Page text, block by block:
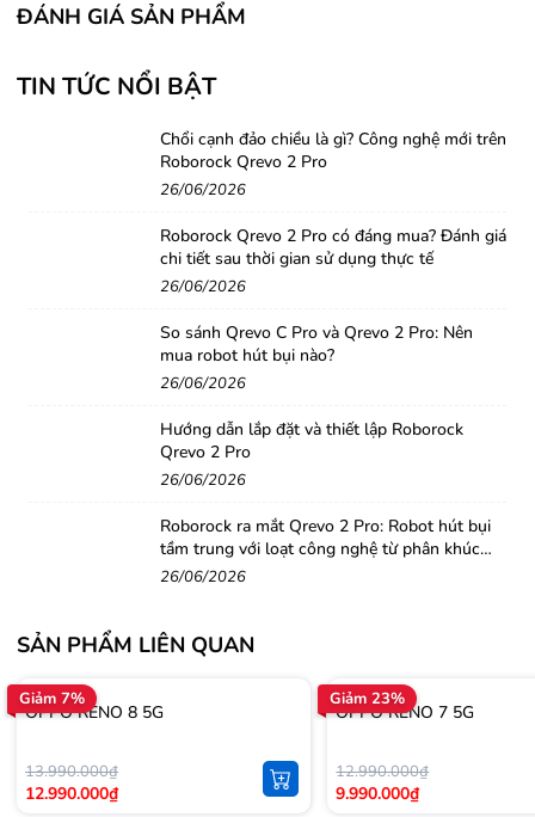
ĐÁNH GIÁ SẢN PHẨM
TIN TỨC NỔI BẬT
Chổi cạnh đảo chiều là gì? Công nghệ mới trên
Roborock Qrevo 2 Pro
26/06/2026
Roborock Qrevo 2 Pro có đáng mua? Đánh giá
chi tiết sau thời gian sử dụng thực tế
26/06/2026
So sánh Qrevo C Pro và Qrevo 2 Pro: Nên
mua robot hút bụi nào?
26/06/2026
Hướng dẫn lắp đặt và thiết lập Roborock
Qrevo 2 Pro
26/06/2026
Roborock ra mắt Qrevo 2 Pro: Robot hút bụi
tầm trung với loạt công nghệ từ phân khúc
cao cấp
26/06/2026
SẢN PHẨM LIÊN QUAN
Giảm 7%
OPPO RENO 8 5G
13.990.000₫
12.990.000₫
Giảm 23%
OPPO RENO 7 5G
12.990.000₫
9.990.000₫